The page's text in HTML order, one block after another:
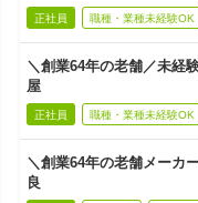
正社員 職種・業種未経験OK
＼創業64年の老舗／未経
屋
正社員 職種・業種未経験OK
＼創業64年の老舗メーカ
良